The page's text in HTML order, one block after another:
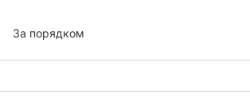
За порядком